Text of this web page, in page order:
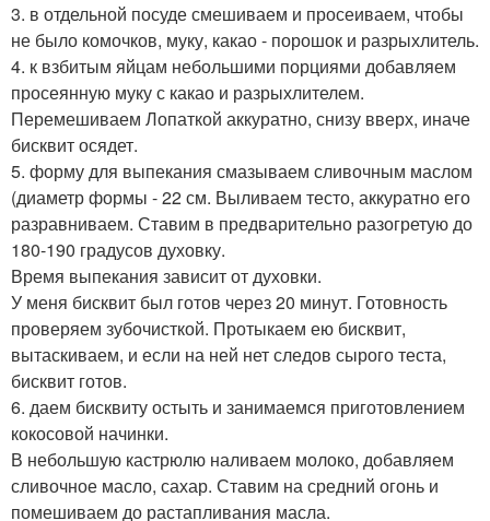
3. в отдельной посуде смешиваем и просеиваем, чтобы
не было комочков, муку, какао - порошок и разрыхлитель.
4. к взбитым яйцам небольшими порциями добавляем
просеянную муку с какао и разрыхлителем.
Перемешиваем Лопаткой аккуратно, снизу вверх, иначе
бисквит осядет.
5. форму для выпекания смазываем сливочным маслом
(диаметр формы - 22 см. Выливаем тесто, аккуратно его
разравниваем. Ставим в предварительно разогретую до
180-190 градусов духовку.
Время выпекания зависит от духовки.
У меня бисквит был готов через 20 минут. Готовность
проверяем зубочисткой. Протыкаем ею бисквит,
вытаскиваем, и если на ней нет следов сырого теста,
бисквит готов.
6. даем бисквиту остыть и занимаемся приготовлением
кокосовой начинки.
В небольшую кастрюлю наливаем молоко, добавляем
сливочное масло, сахар. Ставим на средний огонь и
помешиваем до растапливания масла.